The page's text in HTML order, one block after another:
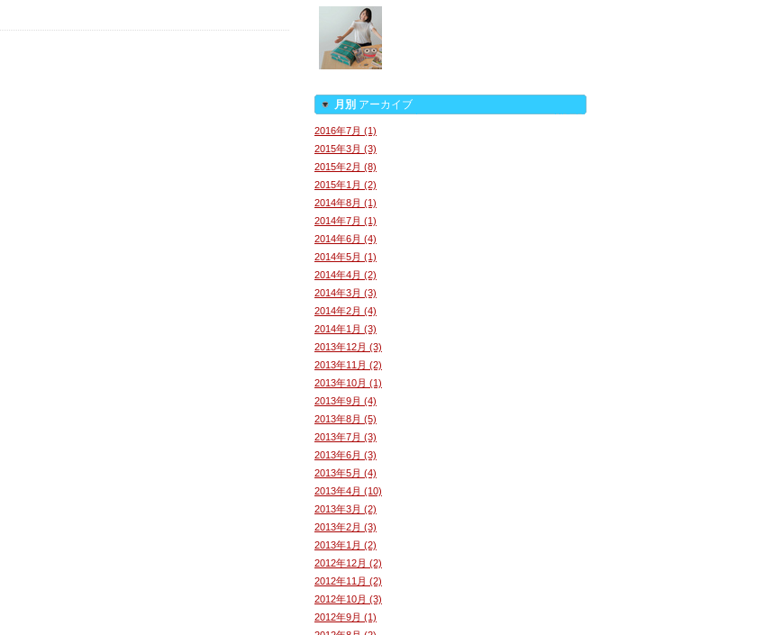
月別 アーカイブ
2016年7月 (1)
2015年3月 (3)
2015年2月 (8)
2015年1月 (2)
2014年8月 (1)
2014年7月 (1)
2014年6月 (4)
2014年5月 (1)
2014年4月 (2)
2014年3月 (3)
2014年2月 (4)
2014年1月 (3)
2013年12月 (3)
2013年11月 (2)
2013年10月 (1)
2013年9月 (4)
2013年8月 (5)
2013年7月 (3)
2013年6月 (3)
2013年5月 (4)
2013年4月 (10)
2013年3月 (2)
2013年2月 (3)
2013年1月 (2)
2012年12月 (2)
2012年11月 (2)
2012年10月 (3)
2012年9月 (1)